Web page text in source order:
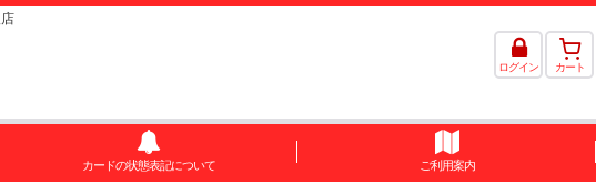
ログイン カート
カードの状態表記について ご利用案内